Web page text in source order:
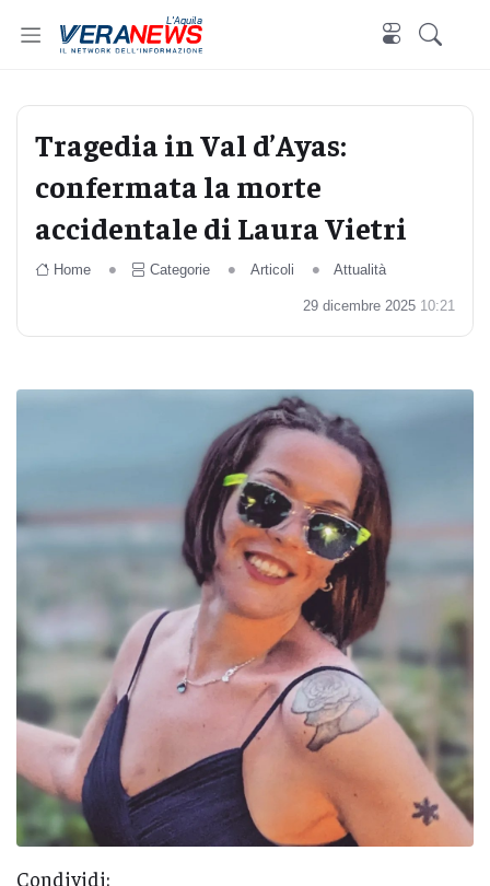
L'Aquila
Tragedia in Val d’Ayas:
confermata la morte
accidentale di Laura Vietri
Home Categorie Articoli Attualità
29 dicembre 2025 10:21
Condividi: